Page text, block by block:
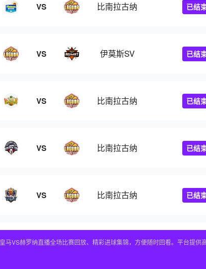
VS 比南拉古纳 已结
VS 伊莫斯SV 已结
VS 比南拉古纳 已结
VS 比南拉古纳 已结
VS 比南拉古纳 已结
马VS赫罗纳直播全场比赛回放、精彩进球集锦，方便随时回看。平台提